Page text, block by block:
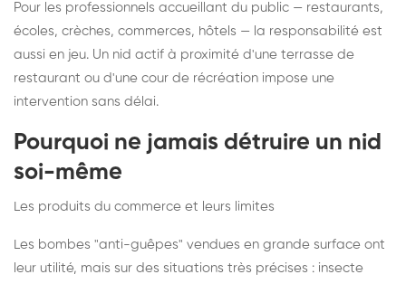
Pour les professionnels accueillant du public — restaurants,
écoles, crèches, commerces, hôtels — la responsabilité est
aussi en jeu. Un nid actif à proximité d'une terrasse de
restaurant ou d'une cour de récréation impose une
intervention sans délai.
Pourquoi ne jamais détruire un nid
soi-même
Les produits du commerce et leurs limites
Les bombes "anti-guêpes" vendues en grande surface ont
leur utilité, mais sur des situations très précises : insecte